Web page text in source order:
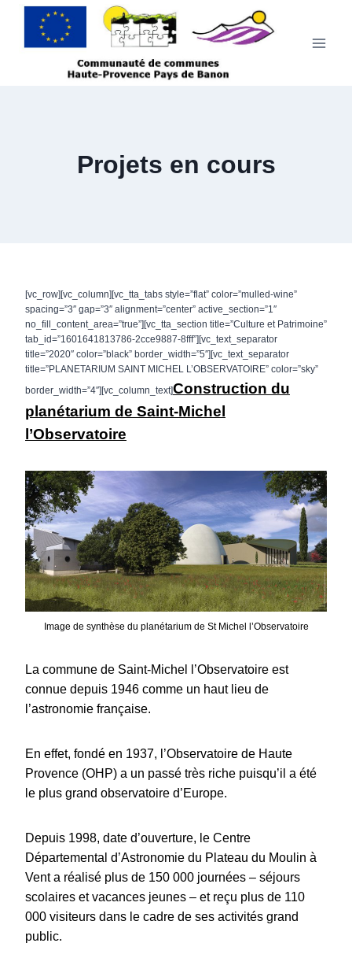
Projets en cours
[vc_row][vc_column][vc_tta_tabs style=”flat” color=”mulled-wine”
spacing=”3″ gap=”3″ alignment=”center” active_section=”1″
no_fill_content_area=”true”][vc_tta_section title=”Culture et Patrimoine”
tab_id=”1601641813786-2cce9887-8fff”][vc_text_separator
title=”2020″ color=”black” border_width=”5″][vc_text_separator
title=”PLANETARIUM SAINT MICHEL L’OBSERVATOIRE” color=”sky”
border_width=”4″][vc_column_text]Construction du
planétarium de Saint-Michel
l’Observatoire
Image de synthèse du planétarium de St Michel l’Observatoire
La commune de Saint-Michel l’Observatoire est
connue depuis 1946 comme un haut lieu de
l’astronomie française.
En effet, fondé en 1937, l’Observatoire de Haute
Provence (OHP) a un passé très riche puisqu’il a été
le plus grand observatoire d’Europe.
Depuis 1998, date d’ouverture, le Centre
Départemental d’Astronomie du Plateau du Moulin à
Vent a réalisé plus de 150 000 journées – séjours
scolaires et vacances jeunes – et reçu plus de 110
000 visiteurs dans le cadre de ses activités grand
public.